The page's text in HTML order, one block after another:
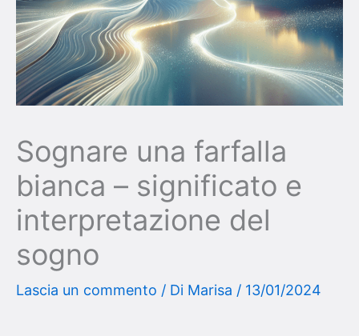
Sognare una farfalla
bianca – significato e
interpretazione del
sogno
Lascia un commento / Di Marisa / 13/01/2024